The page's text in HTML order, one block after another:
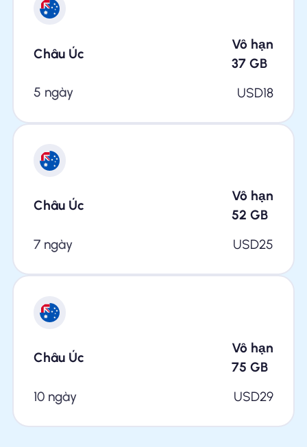
Châu Úc
Vô hạn
37 GB
5 ngày
USD18
Châu Úc
Vô hạn
52 GB
7 ngày
USD25
Châu Úc
Vô hạn
75 GB
10 ngày
USD29